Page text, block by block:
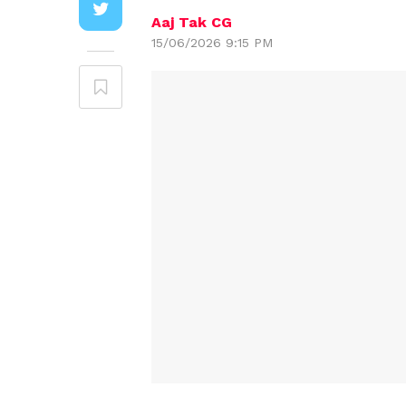
Aaj Tak CG
15/06/2026 9:15 PM